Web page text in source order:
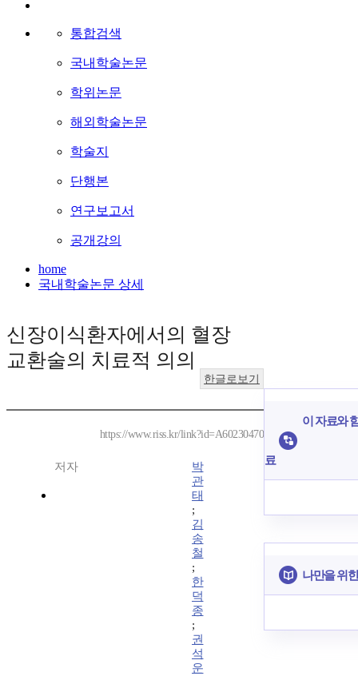
통합검색
국내학술논문
학위논문
해외학술논문
학술지
단행본
연구보고서
공개강의
home
국내학술논문 상세
신장이식환자에서의 혈장
교환술의 치료적 의의
한글로보기
https://www.riss.kr/link?id=A60230470
저자
박
관
태
;
김
송
철
;
한
덕
종
;
권
석
운
이 자료와
료
나만을 위